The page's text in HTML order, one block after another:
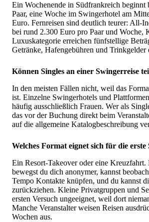
Ein Wochenende in Südfrankreich beginnt
Paar, eine Woche im Swingerhotel am
Euro. Fernreisen sind deutlich teurer: All-
bei rund 2.300 Euro pro Paar und Woche,
Luxuskategorie erreichen fünfstellige
Getränke, Hafengebühren und Trinkgelder
Können Singles an einer Swingerreise
In den meisten Fällen nicht, weil das
ist. Einzelne Swingerhotels und
häufig ausschließlich Frauen. Wer als
das vor der Buchung direkt beim
auf die allgemeine Katalogbeschreibung
Welches Format eignet sich für die erste
Ein Resort-Takeover oder eine
bewegst du dich anonymer, kannst
Tempo Kontakte knüpfen, und du kannst
zurückziehen. Kleine Privatgruppen und
ersten Versuch ungeeignet, weil dort
Manche Veranstalter weisen Reisen
Wochen aus.